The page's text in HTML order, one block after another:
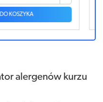
alergenów kurzu